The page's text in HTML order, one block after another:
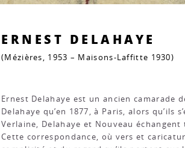
ERNEST DELAHAYE
(Mézières, 1953 – Maisons-Laffitte 1930)
Ernest Delahaye est un ancien camarade
Delahaye qu’en 1877, à Paris, alors qu’ils
Verlaine, Delahaye et Nouveau
Cette correspondance, où vers et